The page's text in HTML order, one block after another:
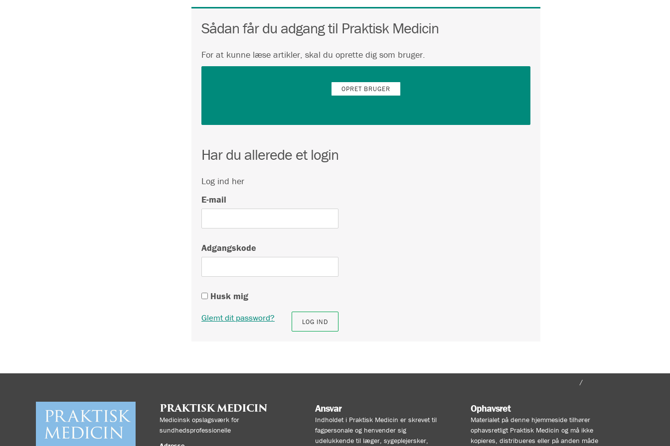
Sådan får du adgang til Praktisk Medicin
For at kunne læse artikler, skal du oprette dig som bruger.
OPRET BRUGER
Har du allerede et login
Log ind her
E-mail
Adgangskode
Husk mig
Glemt dit password?
PRAKTISK MEDICIN
Medicinsk opslagsværk for
sundhedsprofessionelle
Ansvar
Indholdet i Praktisk Medicin er skrevet til
fagpersonale og henvender sig
udelukkende til læger, sygeplejersker,
Ophavsret
Materialet på denne hjemmeside tilhører
ophavsretligt Praktisk Medicin og må ikke
kopieres, distribueres eller på anden måde